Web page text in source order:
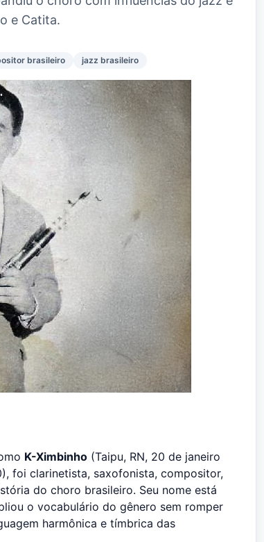
e Catita.
brasileiro jazz brasileiro
K-Ximbinho (Taipu, RN, 20 de janeiro
foi clarinetista, saxofonista, compositor,
do choro brasileiro. Seu nome está
o vocabulário do gênero sem romper
harmônica e tímbrica das